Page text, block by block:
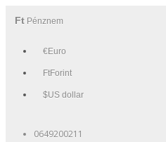
Ft Pénznem
€Euro
FtForint
$US dollar
0649200211